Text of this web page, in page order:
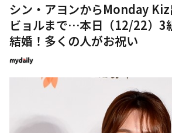
シン・アヨンからMonday
ビョルまで…本日（12/22）3
結婚！多くの人がお祝い